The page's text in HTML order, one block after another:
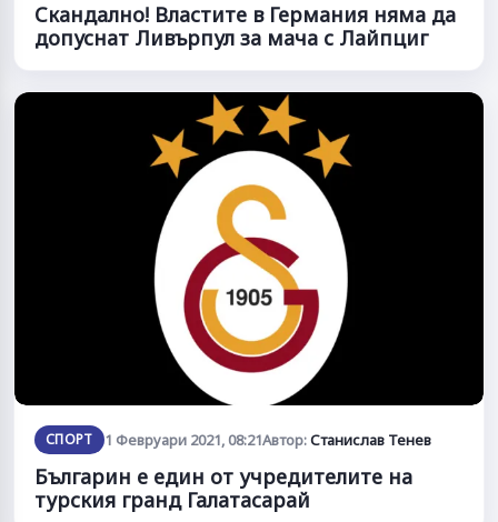
Скандално! Властите в Германия няма да
допуснат Ливърпул за мача с Лайпциг
СПОРТ 1 Февруари 2021, 08:21Автор:Станислав Тенев
Българин е един от учредителите на
турския гранд Галатасарай